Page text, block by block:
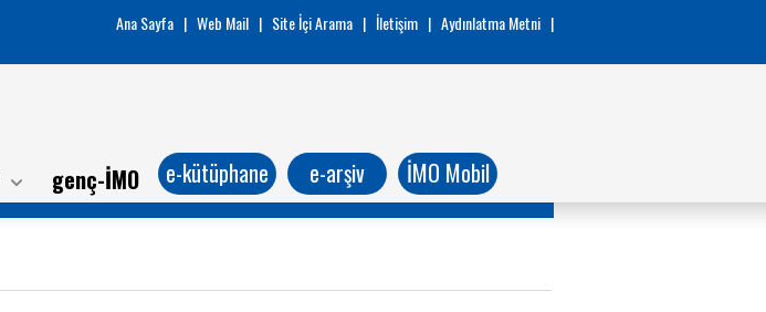
Ana Sayfa | Web Mail | Site İçi Arama | İletişim | Aydınlatma Metni |
genç-İMO e-kütüphane e-arşiv İMO Mobil